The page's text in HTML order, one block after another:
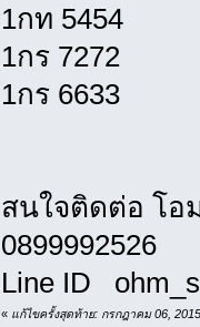
1กท
1กร 7272
1กร 6633
สนใจติดต่อ โอ
0899992526
Line ID
« แก้ไขครั้งสุดท้าย: กรกฎาคม 06,